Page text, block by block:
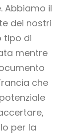
Abbiamo il
dei nostri
tipo di
mentre
che
per la